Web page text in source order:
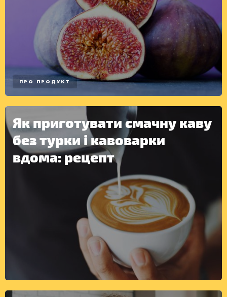
ПРО ПРОДУКТ
Як приготувати смачну каву
без турки і кавоварки
вдома: рецепт